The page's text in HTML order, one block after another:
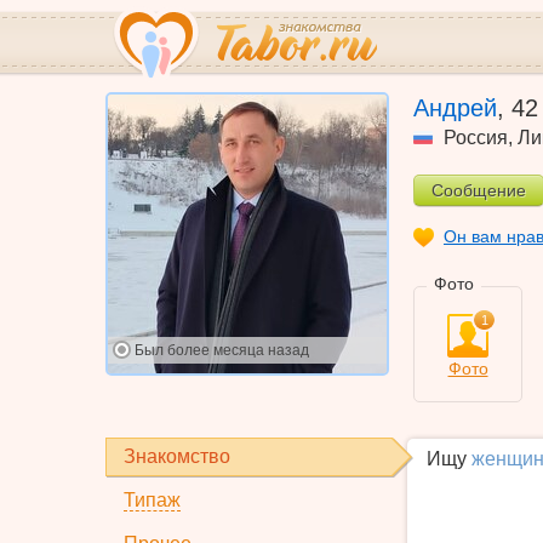
Был более месяца назад
Андрей, 42
Россия,
Сообщение
Он вам
Фото
1
Фото
Знакомство
Типаж
Ищу